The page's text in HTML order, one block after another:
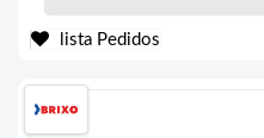
lista Pedidos